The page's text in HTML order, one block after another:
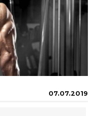
07.07.2019